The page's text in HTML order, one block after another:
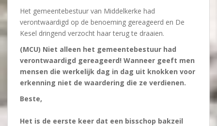
Het gemeentebestuur van Middelkerke had
verontwaardigd op de benoeming gereageerd en De
Kesel dringend verzocht haar terug te draaien.
(MCU) Niet alleen het gemeentebestuur had
verontwaardigd gereageerd! Wanneer geeft men
mensen die werkelijk dag in dag uit knokken voor
erkenning niet de waardering die ze verdienen.
Beste,
Het is de eerste keer dat een bisschop bakzeil